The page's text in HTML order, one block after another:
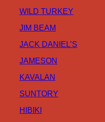
WILD TURKEY
JIM BEAM
JACK DANIEL’S
JAMESON
KAVALAN
SUNTORY
HIBIKI